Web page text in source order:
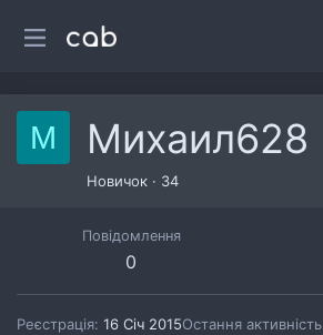
М Михаил628
Новичок · 34
Повідомлення
0
Реєстрація 16 Січ 2015Остання активність